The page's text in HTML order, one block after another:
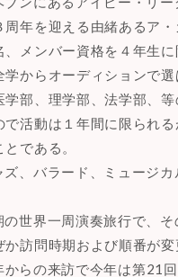
年を迎える由緒あるア
メンバー資格を４年生
からオーディションで
部、理学部、法学部、
活動は１年間に限られ
である。
、バラード、ミュージカ
世界一周演奏旅行で、
か訪問時期および順番が
らの来訪で今年は第21